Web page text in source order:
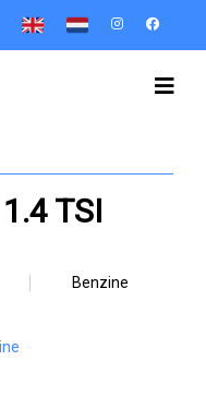
TSI
Benzine